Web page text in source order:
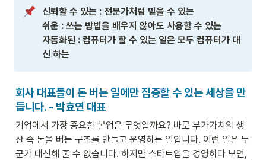
신뢰할 수 있는 : 전문가처럼 믿을 수 있는
쉬운 : 쓰는 방법을 배우지 않아도 사용할 수 있는
자동화된 : 컴퓨터가 할 수 있는 일은 모두 컴퓨터가 대
신 하는
회사 대표들이 돈 버는 일에만 집중할 수 있는 세상을 만
듭니다. - 박효연 대표
기업에서 가장 중요한 본업은 무엇일까요? 바로 부가가치의 생
산 즉 돈을 버는 구조를 만들고 운영하는 일입니다. 이런 일은 누
군가 대신해 줄 수 없습니다. 하지만 스타트업을 경영하다 보면,